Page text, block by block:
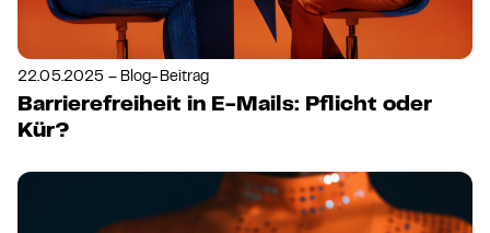
22.05.2025 – Blog-Beitrag
Barrierefreiheit in E-Mails: Pflicht oder
Kür?